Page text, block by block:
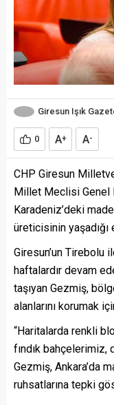
Giresun Işık
0 A+ A-
CHP Giresun
Millet Meclisi Genel
Karadeniz’deki
üreticisinin yaşadığı
Giresun’un Tirebolu
haftalardır devam
taşıyan Gezmiş,
alanlarını korumak
“Haritalarda renkli
fındık bahçelerimiz,
Gezmiş, Ankara’da
ruhsatlarına tepki